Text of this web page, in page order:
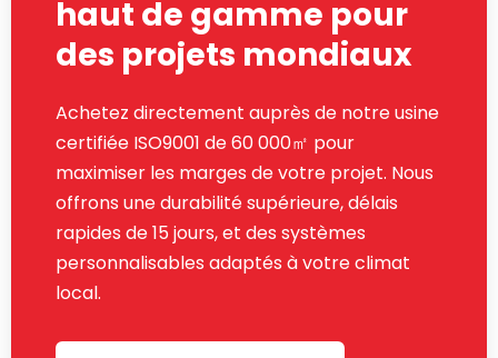
haut de gamme pour
des projets mondiaux
Achetez directement auprès de notre usine
certifiée ISO9001 de 60 000㎡ pour
maximiser les marges de votre projet. Nous
offrons une durabilité supérieure, délais
rapides de 15 jours, et des systèmes
personnalisables adaptés à votre climat
local.